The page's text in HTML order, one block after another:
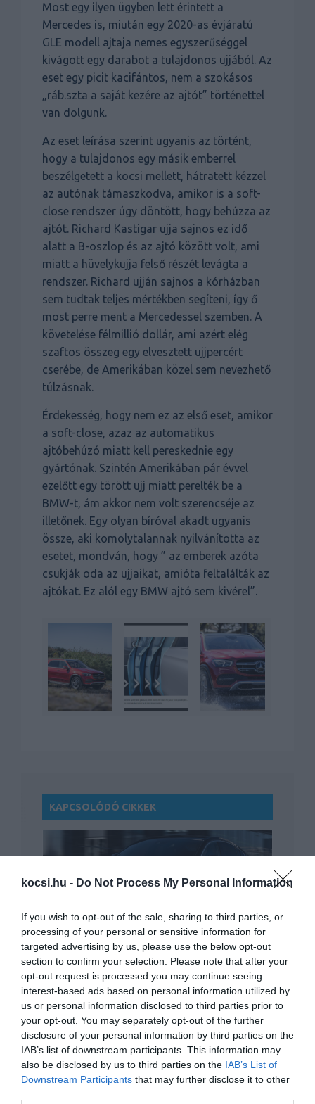
kocsi.hu - Do Not Process My Personal Information
If you wish to opt-out of the sale, sharing to third parties, or
processing of your personal or sensitive information for
targeted advertising by us, please use the below opt-out
section to confirm your selection. Please note that after your
opt-out request is processed you may continue seeing
interest-based ads based on personal information utilized by
us or personal information disclosed to third parties prior to
your opt-out. You may separately opt-out of the further
disclosure of your personal information by third parties on the
IAB’s list of downstream participants. This information may
also be disclosed by us to third parties on the IAB’s List of
Downstream Participants that may further disclose it to other
Most egy ilyen ügyben lett érintett a
Mercedes is, miután egy 2020-as évjáratú
GLE modell ajtaja nemes egyszerűséggel
kivágott egy darabot a tulajdonos ujjából. Az
eset egy picit kacifántos, nem a szokásos
„ráb.szta a saját kezére az ajtót” történettel
van dolgunk.
Az eset leírása szerint ugyanis az történt,
hogy a tulajdonos egy másik emberrel
beszélgetett a kocsi mellett, hátratett kézzel
az autónak támaszkodva, amikor is a soft-
close rendszer úgy döntött, hogy behúzza az
ajtót. Richard Kastigar ujja sajnos ez idő
alatt a B-oszlop és az ajtó között volt, ami
miatt a hüvelykujja felső részét levágta a
rendszer. Richard ujján sajnos a kórházban
sem tudtak teljes mértékben segíteni, így ő
most perre ment a Mercedessel szemben. A
követelése félmillió dollár, ami azért elég
szaftos összeg egy elvesztett ujjpercért
cserébe, de Amerikában közel sem nevezhető
túlzásnak.
Érdekesség, hogy nem ez az első eset, amikor
a soft-close, azaz az automatikus
ajtóbehúzó miatt kell pereskednie egy
gyártónak. Szintén Amerikában pár évvel
ezelőtt egy törött ujj miatt perelték be a
BMW-t, ám akkor nem volt szerencséje az
illetőnek. Egy olyan bíróval akadt ugyanis
össze, aki komolytalannak nyilvánította az
esetet, mondván, hogy ” az emberek azóta
csukják oda az ujjaikat, amióta feltalálták az
ajtókat. Ez alól egy BMW ajtó sem kivérel”.
KAPCSOLÓDÓ CIKKEK
Perzselő ülések miatt perlik a Mazdát
Amerikában
Szoftveres hiba miatt hívják vissza a
Mercedes…